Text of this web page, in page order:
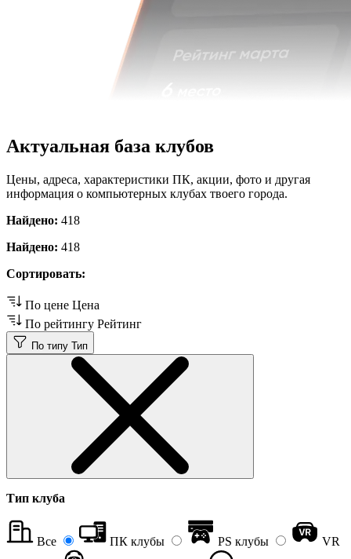
Актуальная база клубов
Цены, адреса, характеристики ПК, акции, фото и другая
информация о компьютерных клубах твоего города.
Найдено: 418
Найдено: 418
Сортировать:
По цене Цена
По рейтингу Рейтинг
По типу Тип
Тип клуба
Все ПК клубы PS клубы VR